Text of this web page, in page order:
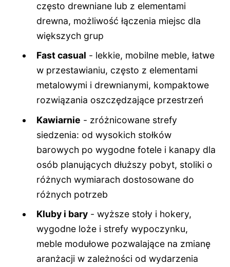
często drewniane lub z elementami
drewna, możliwość łączenia miejsc dla
większych grup
Fast casual - lekkie, mobilne meble, łatwe
w przestawianiu, często z elementami
metalowymi i drewnianymi, kompaktowe
rozwiązania oszczędzające przestrzeń
Kawiarnie - zróżnicowane strefy
siedzenia: od wysokich stołków
barowych po wygodne fotele i kanapy dla
osób planujących dłuższy pobyt, stoliki o
różnych wymiarach dostosowane do
różnych potrzeb
Kluby i bary - wyższe stoły i hokery,
wygodne loże i strefy wypoczynku,
meble modułowe pozwalające na zmianę
aranżacji w zależności od wydarzenia